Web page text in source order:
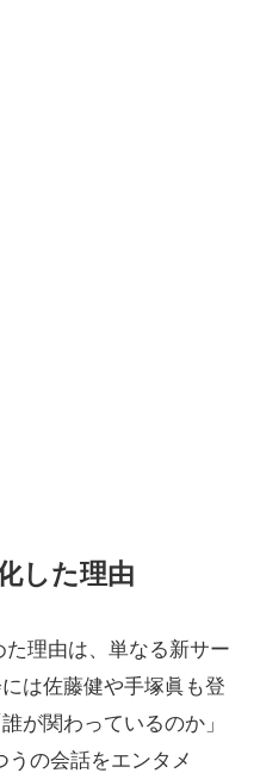
した理由
理由は、単なる新サー
は佐藤健や手塚眞も登
が関わっているのか」
うの会話をエンタメ